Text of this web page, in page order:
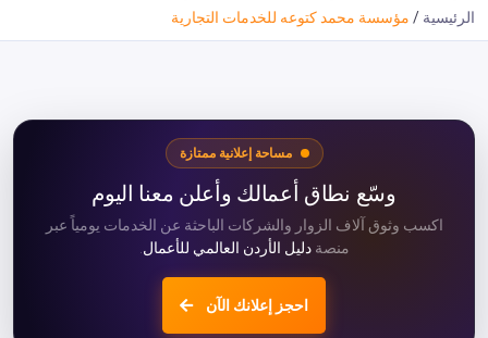
الرئيسية مؤسسة محمد كتوعه للخدمات التجارية
مساحة إعلانية ممتازة
وسّع نطاق أعمالك وأعلن معنا اليوم
اكسب وثوق آلاف الزوار والشركات الباحثة عن الخدمات يومياً عبر
منصةدليل الأردن العالمي للأعمال
احجز إعلانك الآن